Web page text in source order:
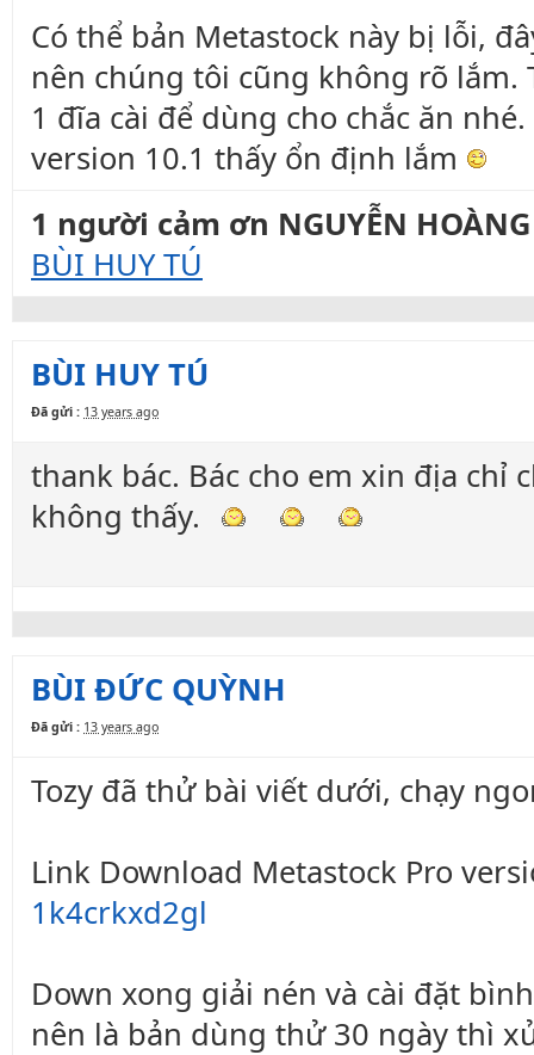
Có thể bản Metastock này bị lỗi,
nên chúng tôi cũng không rõ lắm.
1 đĩa cài để dùng cho chắc ăn
version 10.1 thấy ổn định lắm
1 người cảm ơn NGUYỄN
BÙI HUY TÚ
BÙI HUY TÚ
Đã gửi : 13 years ago
thank bác. Bác cho em xin địa chỉ
không thấy.
BÙI ĐỨC QUỲNH
Đã gửi : 13 years ago
Tozy đã thử bài viết dưới, chạy
Link Download Metastock Pro
1k4crkxd2gl
Down xong giải nén và cài đặt
nên là bản dùng thử 30 ngày thì